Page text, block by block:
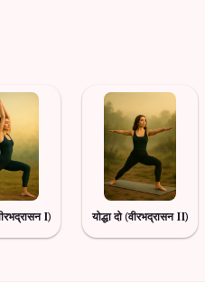
I) योद्धा दो (वीरभद्रासन II)